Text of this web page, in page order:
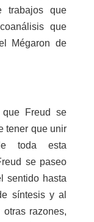
trabajos que
que
Mégaron de
Freud se
tener que unir
toda esta
se paseo
sentido hasta
síntesis y al
razones,